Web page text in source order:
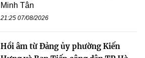
Minh Tân
21:25 07/08/2026
Hồi âm từ Đảng ủy phường Kiến